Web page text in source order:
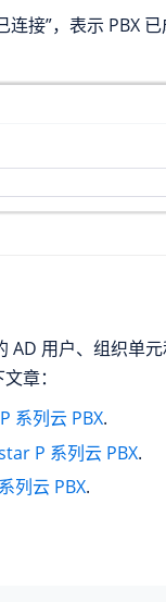
连接”，表示 PBX
AD 用户、组织单
章：
系列云 PBX.
P 系列云 PBX.
列云 PBX.